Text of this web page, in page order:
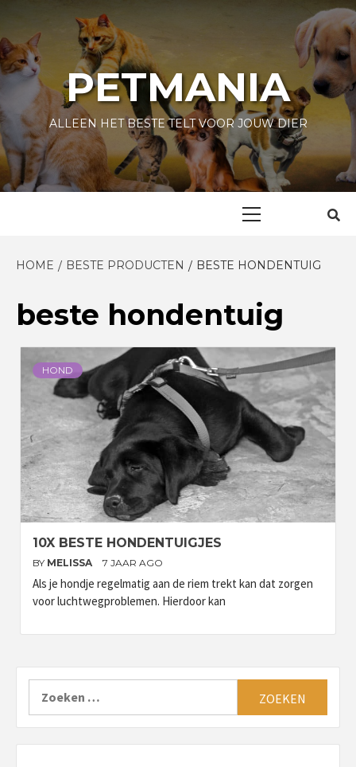
content
PETMANIA
ALLEEN HET BESTE TELT VOOR JOUW DIER
HOME BESTE PRODUCTEN BESTE HONDENTUIG
beste hondentuig
HOND
10X BESTE HONDENTUIGJES
BY MELISSA 7 JAAR AGO
Als je hondje regelmatig aan de riem trekt kan dat zorgen
voor luchtwegproblemen. Hierdoor kan